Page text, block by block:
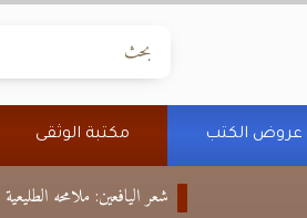
عروض الكتب مكتبة الوثقى
شعر اليافعين: ملامحه